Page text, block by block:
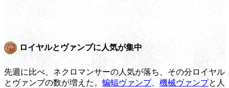
ロイヤルとヴァンプに人気が集中
先週に比べ、ネクロマンサーの人気が落ち、その分ロイヤル
とヴァンプの数が増えた。 蝙蝠ヴァンプ、 機械ヴァンプと人